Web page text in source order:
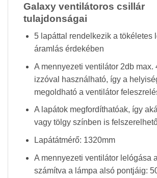
Galaxy ventilátoros csillár
tulajdonságai
5 lapáttal rendelkezik a tökéletes
áramlás érdekében
A mennyezeti ventilátor 2db max.
izzóval használható, így a
megoldható a ventilátor
A lapátok megfordíthatóak, így
vagy tölgy színben is
Lapátátmérő: 1320mm
A mennyezeti ventilátor lelógása
számítva a lámpa alsó pontjáig: